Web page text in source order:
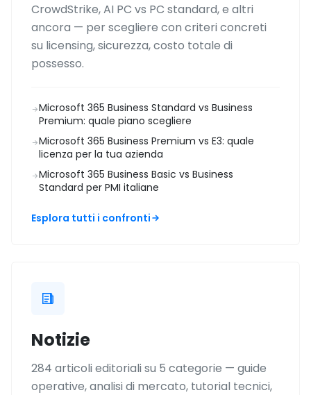
CrowdStrike, AI PC vs PC standard, e altri
ancora — per scegliere con criteri concreti
su licensing, sicurezza, costo totale di
possesso.
Microsoft 365 Business Standard vs Business
Premium: quale piano scegliere
Microsoft 365 Business Premium vs E3: quale
licenza per la tua azienda
Microsoft 365 Business Basic vs Business
Standard per PMI italiane
Esplora tutti i confronti
Notizie
284 articoli editoriali su 5 categorie — guide
operative, analisi di mercato, tutorial tecnici,